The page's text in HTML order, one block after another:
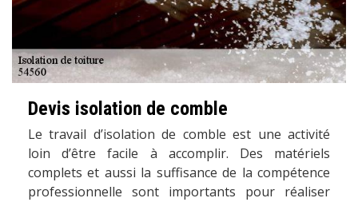
Devis isolation de comble
Le travail d’isolation de comble est une activité
loin d’être facile à accomplir. Des matériels
complets et aussi la suffisance de la compétence
professionnelle sont importants pour réaliser